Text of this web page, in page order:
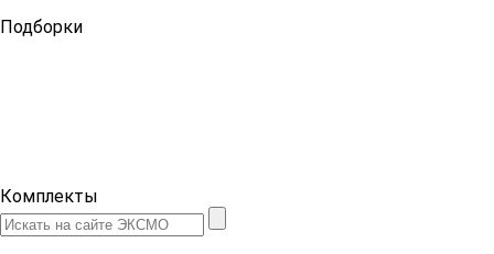
Подборки
Комплекты